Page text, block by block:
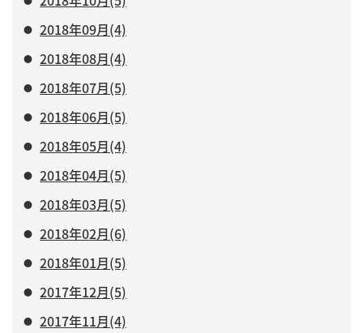
2018年09月(4)
2018年08月(4)
2018年07月(5)
2018年06月(5)
2018年05月(4)
2018年04月(5)
2018年03月(5)
2018年02月(6)
2018年01月(5)
2017年12月(5)
2017年11月(4)